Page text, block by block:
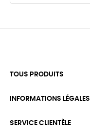
TOUS PRODUITS
INFORMATIONS LÉGALES
SERVICE CLIENTÈLE